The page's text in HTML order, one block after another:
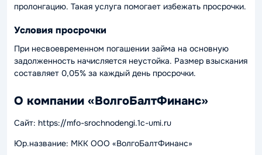
пролонгацию. Такая услуга помогает избежать просрочки.
Условия просрочки
При несвоевременном погашении займа на основную
задолженность начисляется неустойка. Размер взыскания
составляет 0,05% за каждый день просрочки.
О компании «ВолгоБалтФинанс»
Сайт: https://mfo-srochnodengi.1c-umi.ru
Юр.название: МКК ООО «ВолгоБалтФинанс»